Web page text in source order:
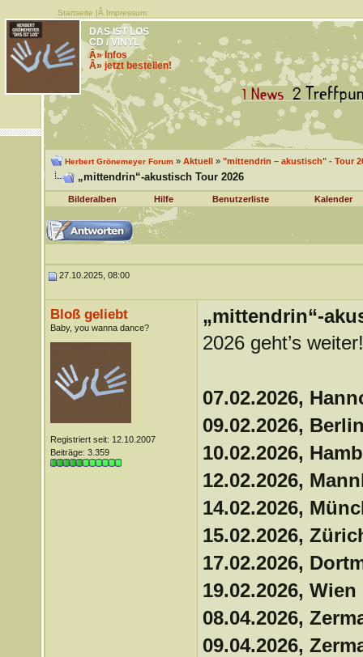
Startseite |Â Impressum
DAS IST LOS
CD / VINYL
Â» Infos
Â» jetzt bestellen!
Herbert Grönemeyer Forum» Aktuell» "mittendrin – akustisch" - Tour
„mittendrin“-akustisch Tour 2026
Bilderalben Hilfe Benutzerliste Kalender
27.10.2025, 08:00
Bloß geliebt
Baby, you wanna dance?
Registriert seit: 12.10.2007
Beiträge: 3.359
„mittendrin“-
2026 geht’s
07.02.2026,
09.02.2026,
10.02.2026,
12.02.2026,
14.02.2026,
15.02.2026,
17.02.2026,
19.02.2026,
08.04.2026,
09.04.2026,